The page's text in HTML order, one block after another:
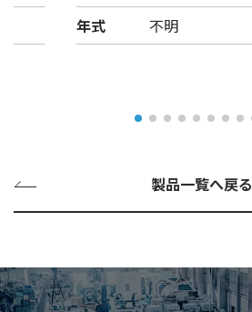
年式
不明
製品一覧へ戻る